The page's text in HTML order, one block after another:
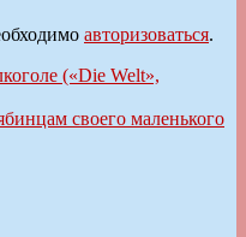
авторизоваться.
(«Die Welt»,
своего маленького